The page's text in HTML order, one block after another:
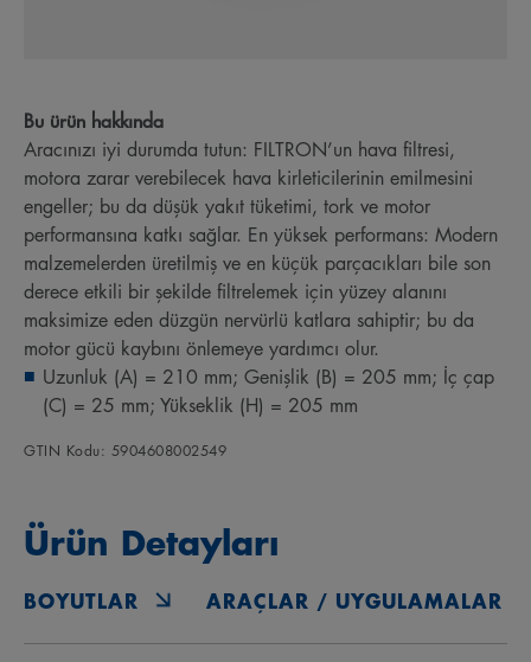
Bu ürün hakkında
Aracınızı iyi durumda tutun: FILTRON’un hava filtresi,
motora zarar verebilecek hava kirleticilerinin emilmesini
engeller; bu da düşük yakıt tüketimi, tork ve motor
performansına katkı sağlar. En yüksek performans: Modern
malzemelerden üretilmiş ve en küçük parçacıkları bile son
derece etkili bir şekilde filtrelemek için yüzey alanını
maksimize eden düzgün nervürlü katlara sahiptir; bu da
motor gücü kaybını önlemeye yardımcı olur.
Uzunluk (A) = 210 mm; Genişlik (B) = 205 mm; İç çap
(C) = 25 mm; Yükseklik (H) = 205 mm
GTIN Kodu: 5904608002549
Ürün Detayları
BOYUTLAR ARAÇLAR / UYGULAMALAR